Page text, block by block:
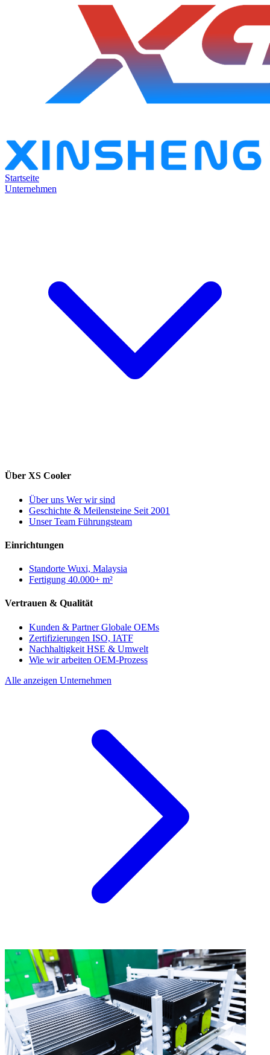
Startseite
Unternehmen
Über XS Cooler
Über uns Wer wir sind
Geschichte & Meilensteine Seit 2001
Unser Team Führungsteam
Einrichtungen
Standorte Wuxi, Malaysia
Fertigung 40.000+ m²
Vertrauen & Qualität
Kunden & PartnerGlobale OEMs
Zertifizierungen ISO, IATF
Nachhaltigkeit HSE & Umwelt
Wie wir arbeiten OEM-Prozess
Alle anzeigen Unternehmen